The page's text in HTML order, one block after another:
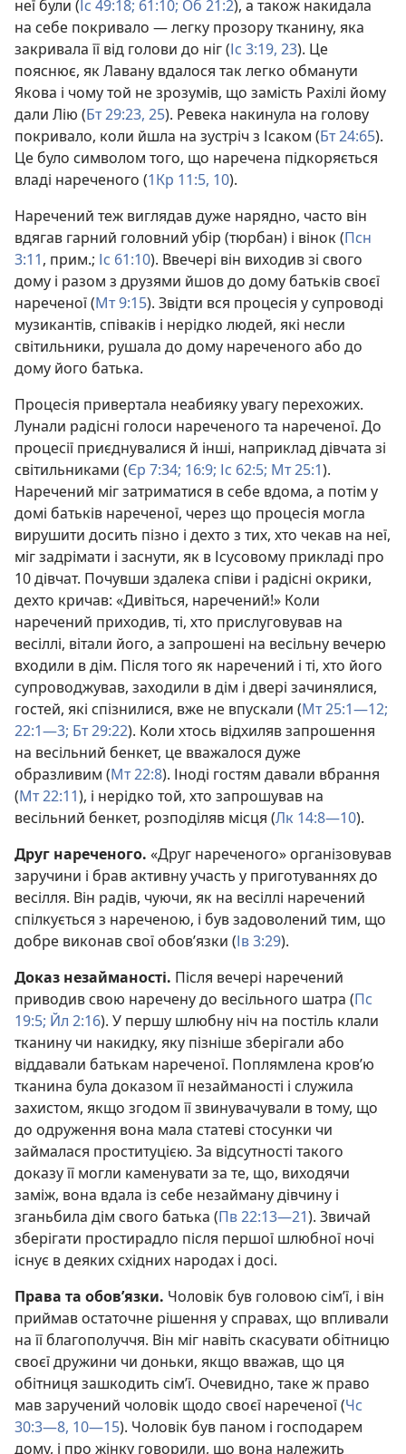
неї були ( Іс 49:18; 61:10; Об 21:2), а також накидала
на себе покривало — легку прозору тканину, яка
закривала її від голови до ніг (Іс 3:19, 23). Це
пояснює, як Лавану вдалося так легко обманути
Якова і чому той не зрозумів, що замість Рахілі йому
дали Лію (Бт 29:23, 25). Ревека накинула на голову
покривало, коли йшла на зустріч з Ісаком (Бт 24:65).
Це було символом того, що наречена підкоряється
владі нареченого (1Кр 11:5, 10).
Наречений теж виглядав дуже нарядно, часто він
вдягав гарний головний убір (тюрбан) і вінок (Псн
3:11, прим.; Іс 61:10). Ввечері він виходив зі свого
дому і разом з друзями йшов до дому батьків своєї
нареченої (Мт 9:15). Звідти вся процесія у супроводі
музикантів, співаків і нерідко людей, які несли
світильники, рушала до дому нареченого або до
дому його батька.
Процесія привертала неабияку увагу перехожих.
Лунали радісні голоси нареченого та нареченої. До
процесії приєднувалися й інші, наприклад дівчата зі
світильниками (Єр 7:34; 16:9; Іс 62:5; Мт 25:1).
Наречений міг затриматися в себе вдома, а потім у
домі батьків нареченої, через що процесія могла
вирушити досить пізно і дехто з тих, хто чекав на неї,
міг задрімати і заснути, як в Ісусовому прикладі про
10 дівчат. Почувши здалека співи і радісні окрики,
дехто кричав: «Дивіться, наречений!» Коли
наречений приходив, ті, хто прислуговував на
весіллі, вітали його, а запрошені на весільну вечерю
входили в дім. Після того як наречений і ті, хто його
супроводжував, заходили в дім і двері зачинялися,
гостей, які спізнилися, вже не впускали (Мт 25:1—12;
22:1—3; Бт 29:22). Коли хтось відхиляв запрошення
на весільний бенкет, це вважалося дуже
образливим (Мт 22:8). Іноді гостям давали вбрання
(Мт 22:11), і нерідко той, хто запрошував на
весільний бенкет, розподіляв місця (Лк 14:8—10).
Друг нареченого. «Друг нареченого» організовував
заручини і брав активну участь у приготуваннях до
весілля. Він радів, чуючи, як на весіллі наречений
спілкується з нареченою, і був задоволений тим, що
добре виконав свої обов’язки (Ів 3:29).
Доказ незайманості. Після вечері наречений
приводив свою наречену до весільного шатра (Пс
19:5; Йл 2:16). У першу шлюбну ніч на постіль клали
тканину чи накидку, яку пізніше зберігали або
віддавали батькам нареченої. Поплямлена кров’ю
тканина була доказом її незайманості і служила
захистом, якщо згодом її звинувачували в тому, що
до одруження вона мала статеві стосунки чи
займалася проституцією. За відсутності такого
доказу її могли каменувати за те, що, виходячи
заміж, вона вдала із себе незайману дівчину і
зганьбила дім свого батька (Пв 22:13—21). Звичай
зберігати простирадло після першої шлюбної ночі
існує в деяких східних народах і досі.
Права та обов’язки. Чоловік був головою сім’ї, і він
приймав остаточне рішення у справах, що впливали
на її благополуччя. Він міг навіть скасувати обітницю
своєї дружини чи доньки, якщо вважав, що ця
обітниця зашкодить сім’ї. Очевидно, таке ж право
мав заручений чоловік щодо своєї нареченої (Чс
30:3—8, 10—15). Чоловік був паном і господарем
дому, і про жінку говорили, що вона належить